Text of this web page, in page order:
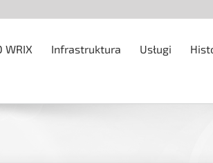
WRIX Infrastruktura Usługi